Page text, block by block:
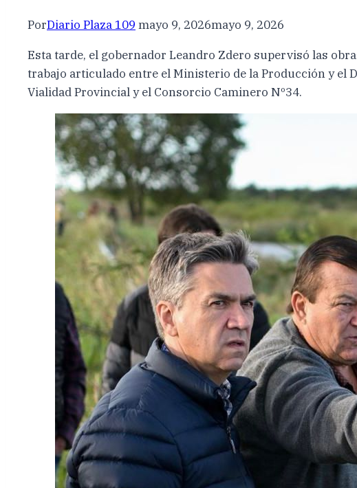
PorDiario Plaza 109 mayo 9, 2026mayo 9, 2026
Esta tarde, el gobernador Leandro Zdero supervisó las
trabajo articulado entre el Ministerio de la Producción y el
Vialidad Provincial y el Consorcio Caminero Nº34.